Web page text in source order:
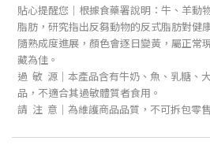
貼心提醒您｜ 根據食藥署說明：牛、羊動
脂肪，研究指出反芻動物的反式脂肪對健
隨熟成度進展，顏色會逐日變黃，屬正常
藏為佳。
過 敏 源｜ 本產品含有牛奶、魚、乳糖、
品，不適合其過敏體質者食用。
請 注 意｜為維護商品品質，不可拆包零售